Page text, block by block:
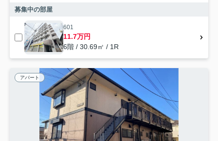
募集中の部屋
601
11.7万円
6階 / 30.69㎡ / 1R
アパート